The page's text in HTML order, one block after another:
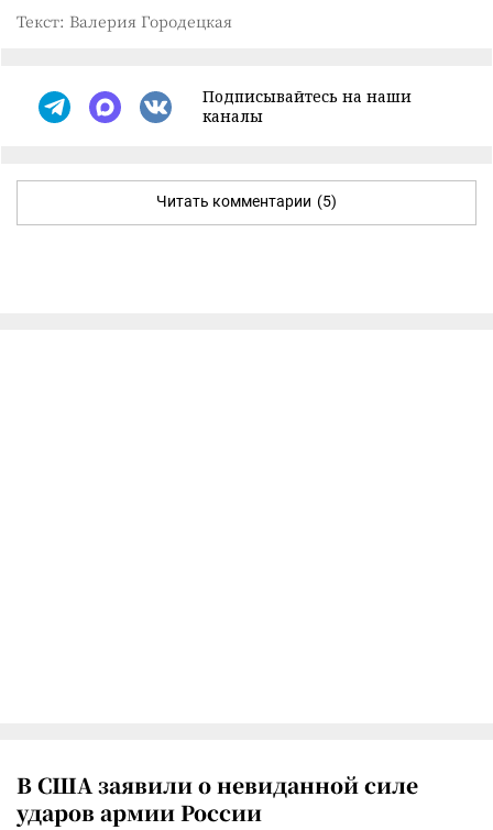
Текст: Валерия Городецкая
Подписывайтесь на наши
каналы
Читать комментарии (5)
В США заявили о невиданной силе
ударов армии России